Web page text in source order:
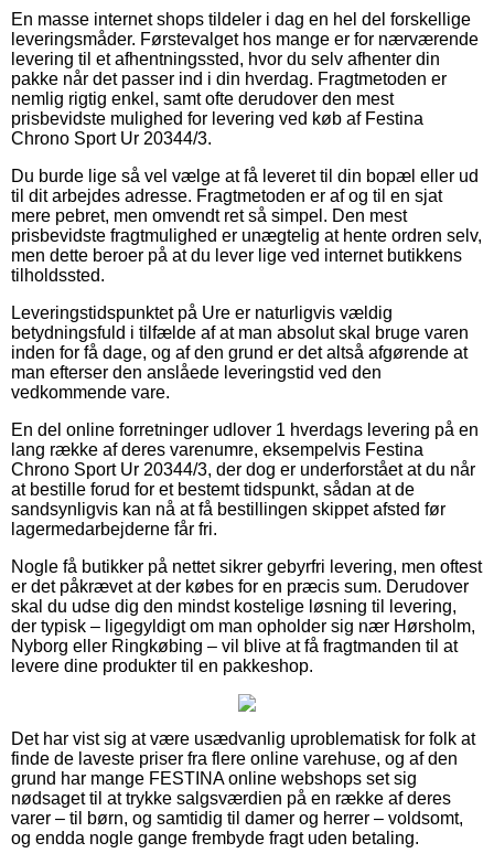
En masse internet shops tildeler i dag en hel del forskellige
leveringsmåder. Førstevalget hos mange er for nærværende
levering til et afhentningssted, hvor du selv afhenter din
pakke når det passer ind i din hverdag. Fragtmetoden er
nemlig rigtig enkel, samt ofte derudover den mest
prisbevidste mulighed for levering ved køb af Festina
Chrono Sport Ur 20344/3.
Du burde lige så vel vælge at få leveret til din bopæl eller ud
til dit arbejdes adresse. Fragtmetoden er af og til en sjat
mere pebret, men omvendt ret så simpel. Den mest
prisbevidste fragtmulighed er unægtelig at hente ordren selv,
men dette beroer på at du lever lige ved internet butikkens
tilholdssted.
Leveringstidspunktet på Ure er naturligvis vældig
betydningsfuld i tilfælde af at man absolut skal bruge varen
inden for få dage, og af den grund er det altså afgørende at
man efterser den anslåede leveringstid ved den
vedkommende vare.
En del online forretninger udlover 1 hverdags levering på en
lang række af deres varenumre, eksempelvis Festina
Chrono Sport Ur 20344/3, der dog er underforstået at du når
at bestille forud for et bestemt tidspunkt, sådan at de
sandsynligvis kan nå at få bestillingen skippet afsted før
lagermedarbejderne får fri.
Nogle få butikker på nettet sikrer gebyrfri levering, men oftest
er det påkrævet at der købes for en præcis sum. Derudover
skal du udse dig den mindst kostelige løsning til levering,
der typisk – ligegyldigt om man opholder sig nær Hørsholm,
Nyborg eller Ringkøbing – vil blive at få fragtmanden til at
levere dine produkter til en pakkeshop.
Det har vist sig at være usædvanlig uproblematisk for folk at
finde de laveste priser fra flere online varehuse, og af den
grund har mange FESTINA online webshops set sig
nødsaget til at trykke salgsværdien på en række af deres
varer – til børn, og samtidig til damer og herrer – voldsomt,
og endda nogle gange frembyde fragt uden betaling.